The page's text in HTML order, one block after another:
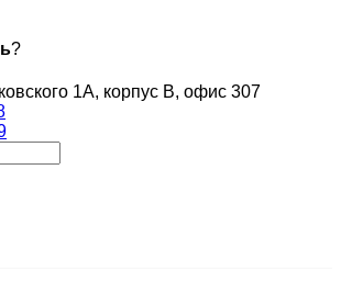
?
1А, корпус B, офис 307